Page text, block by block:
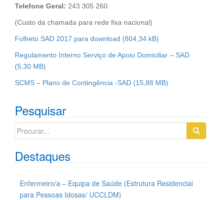
Telefone Geral: 243 305 260
(Custo da chamada para rede fixa nacional)
Folheto SAD 2017 para download
Regulamento Interno Serviço de Apoio Domiciliar – SAD
SCMS – Plano de Contingência -SAD
Pesquisar
Search
Destaques
Enfermeiro/a – Equipa de Saúde (Estrutura Residencial
para Pessoas Idosas/ UCCLDM)